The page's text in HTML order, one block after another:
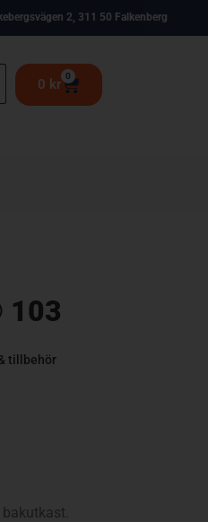
2, 311 50 Falkenberg
0 kr
0
103
tillbehör